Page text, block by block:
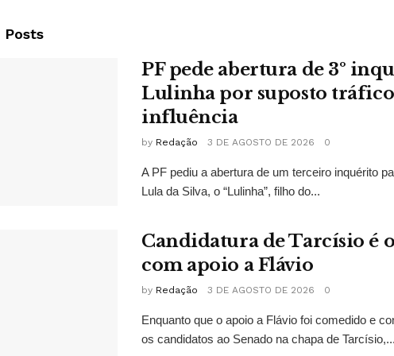
Posts
PF pede abertura de 3º
Lulinha por suposto
influência
by Redação 3 DE AGOSTO DE 2026 0
A PF pediu a abertura de um terceiro inquérito
Lula da Silva, o “Lulinha”, filho do...
Candidatura de Tarcísio é
com apoio a Flávio
by Redação 3 DE AGOSTO DE 2026 0
Enquanto que o apoio a Flávio foi comedido e
os candidatos ao Senado na chapa de Tarcísio,...